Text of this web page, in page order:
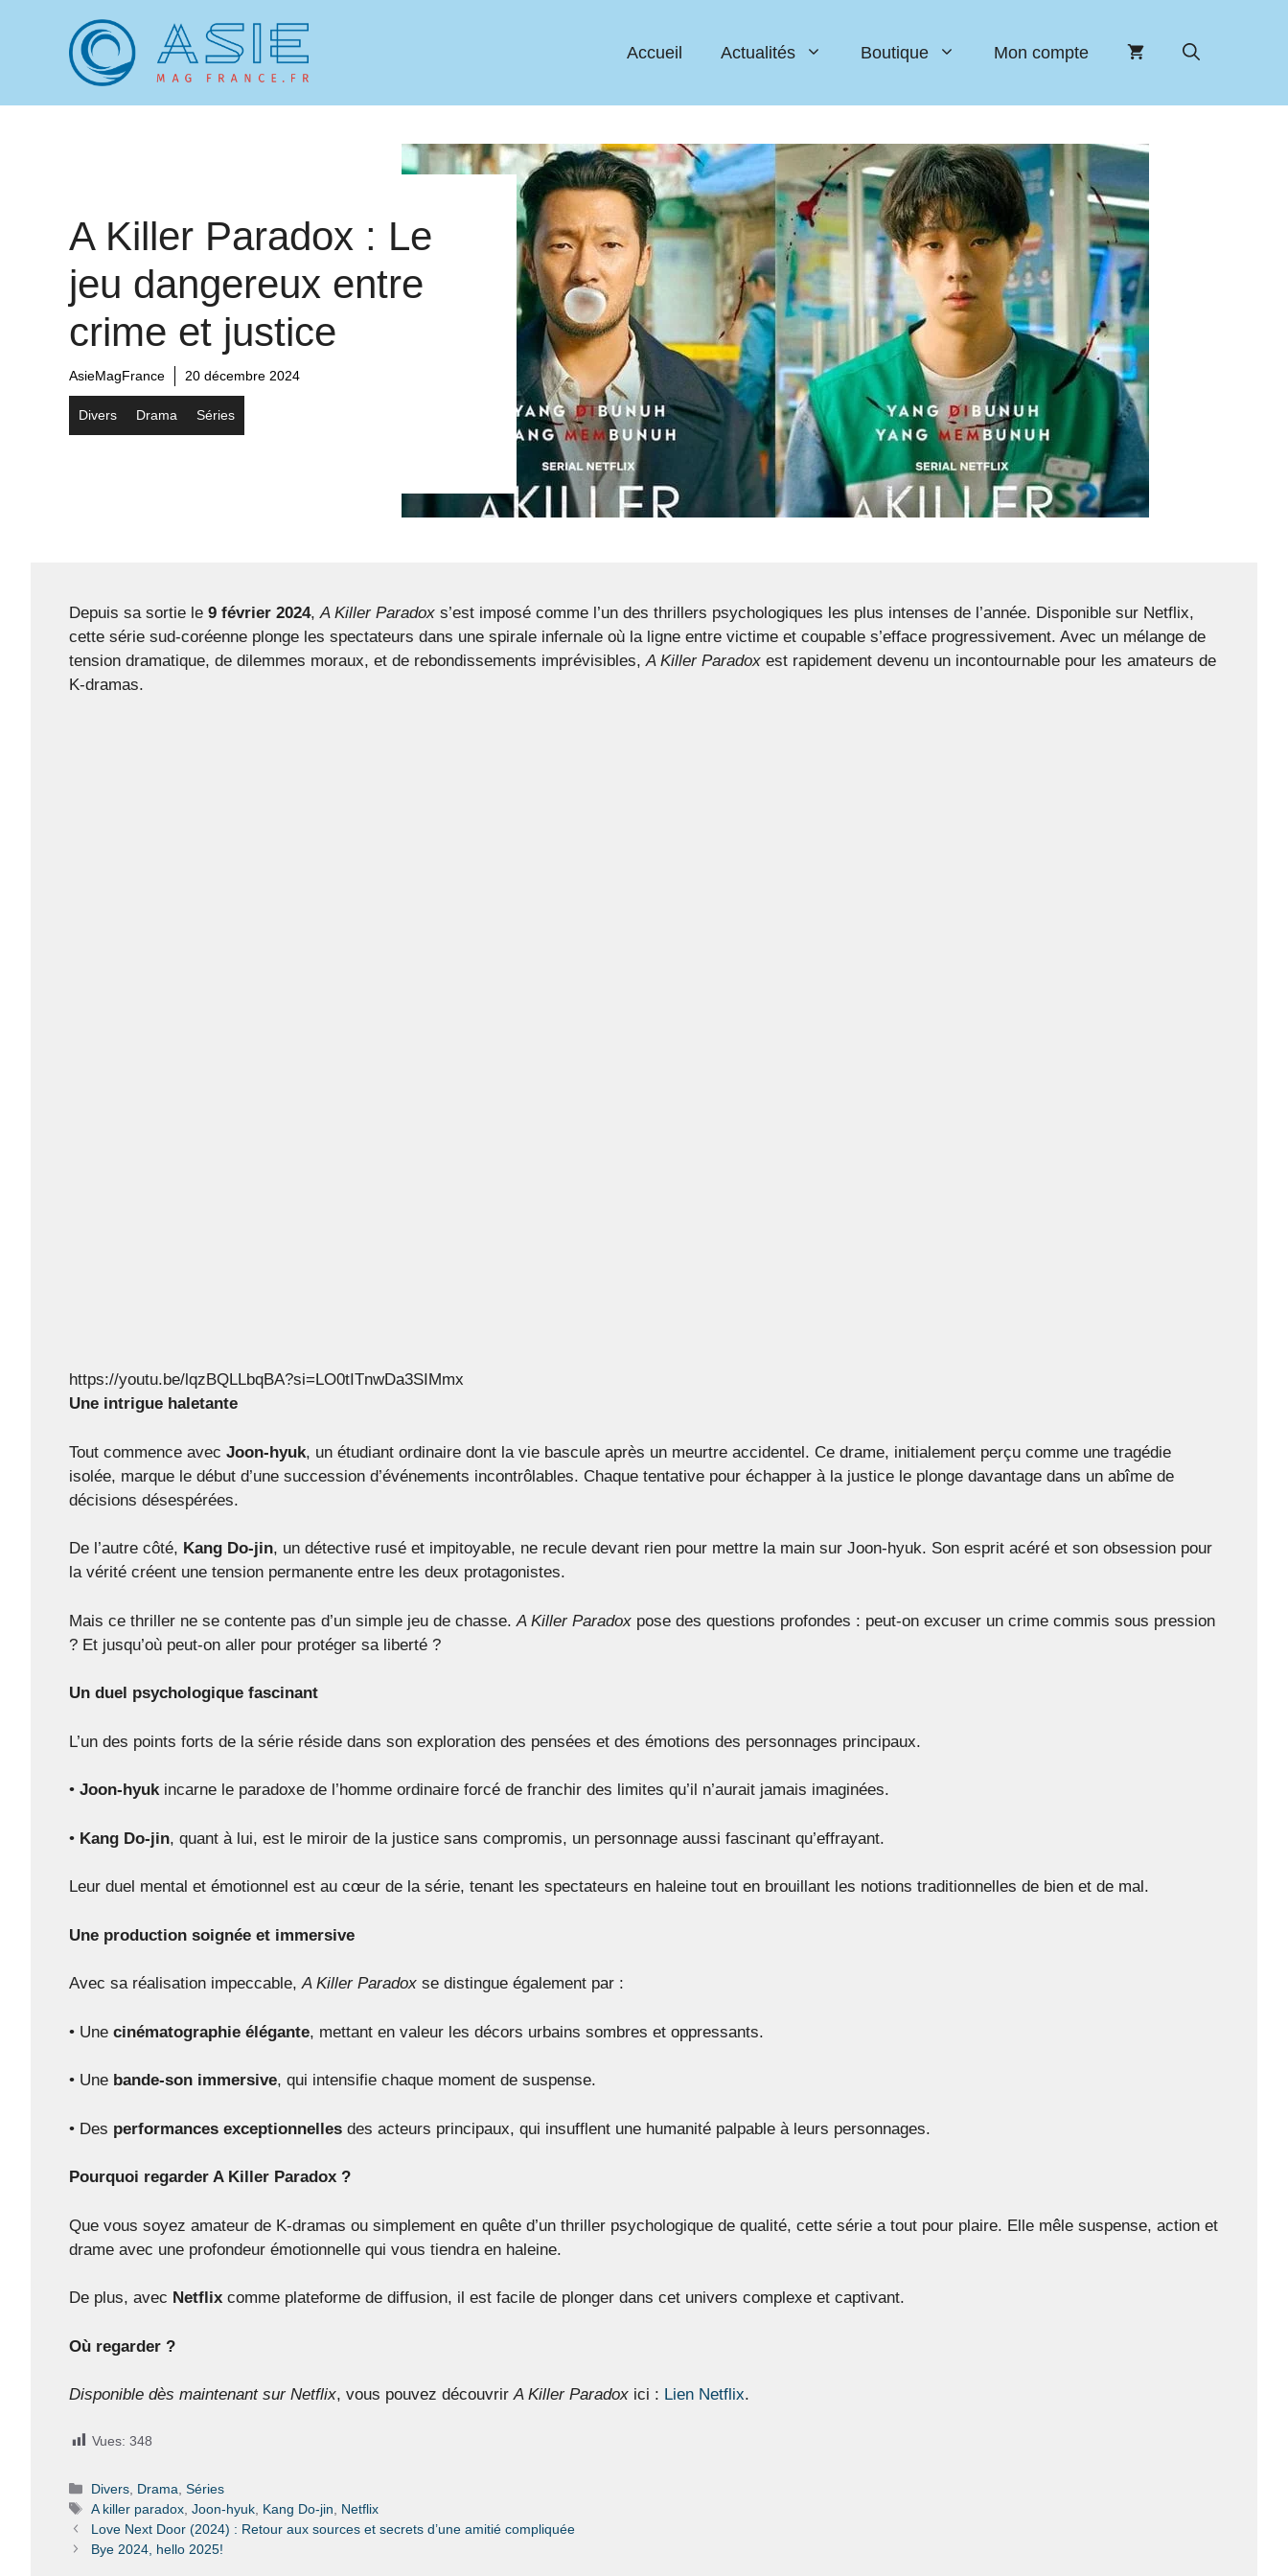
Accueil Actualités Boutique Mon compte
A Killer Paradox : Le
jeu dangereux entre
crime et justice
AsieMagFrance 20 décembre 2024
Divers Drama Séries
Depuis sa sortie le 9 février 2024, A Killer Paradox s’est imposé comme l’un des thrillers psychologiques les plus intenses de l’année. Disponible sur Netflix,
cette série sud-coréenne plonge les spectateurs dans une spirale infernale où la ligne entre victime et coupable s’efface progressivement. Avec un mélange de
tension dramatique, de dilemmes moraux, et de rebondissements imprévisibles, A Killer Paradox est rapidement devenu un incontournable pour les amateurs de
K-dramas.
https://youtu.be/lqzBQLLbqBA?si=LO0tITnwDa3SIMmx
Une intrigue haletante
Tout commence avec Joon-hyuk, un étudiant ordinaire dont la vie bascule après un meurtre accidentel. Ce drame, initialement perçu comme une tragédie
isolée, marque le début d’une succession d’événements incontrôlables. Chaque tentative pour échapper à la justice le plonge davantage dans un abîme de
décisions désespérées.
De l’autre côté, Kang Do-jin, un détective rusé et impitoyable, ne recule devant rien pour mettre la main sur Joon-hyuk. Son esprit acéré et son obsession pour
la vérité créent une tension permanente entre les deux protagonistes.
Mais ce thriller ne se contente pas d’un simple jeu de chasse. A Killer Paradox pose des questions profondes : peut-on excuser un crime commis sous pression
? Et jusqu’où peut-on aller pour protéger sa liberté ?
Un duel psychologique fascinant
L’un des points forts de la série réside dans son exploration des pensées et des émotions des personnages principaux.
• Joon-hyukincarne le paradoxe de l’homme ordinaire forcé de franchir des limites qu’il n’aurait jamais imaginées.
• Kang Do-jin, quant à lui, est le miroir de la justice sans compromis, un personnage aussi fascinant qu’effrayant.
Leur duel mental et émotionnel est au cœur de la série, tenant les spectateurs en haleine tout en brouillant les notions traditionnelles de bien et de mal.
Une production soignée et immersive
Avec sa réalisation impeccable,A Killer Paradox se distingue également par :
• Une cinématographie élégante, mettant en valeur les décors urbains sombres et oppressants.
• Une bande-son immersive, qui intensifie chaque moment de suspense.
• Des performances exceptionnelles des acteurs principaux, qui insufflent une humanité palpable à leurs personnages.
Pourquoi regarder A Killer Paradox ?
Que vous soyez amateur de K-dramas ou simplement en quête d’un thriller psychologique de qualité, cette série a tout pour plaire. Elle mêle suspense, action et
drame avec une profondeur émotionnelle qui vous tiendra en haleine.
De plus, avec Netflix comme plateforme de diffusion, il est facile de plonger dans cet univers complexe et captivant.
Où regarder ?
Disponible dès maintenant sur Netflix, vous pouvez découvrirA Killer Paradox ici : Lien Netflix.
Vues: 348
Catégories
Divers Drama ,Séries
Étiquettes
A killer paradox ,Joon-hyuk Kang Do-jin
Netflix
Love Next Door (2024) : Retour aux sources et secrets d’une amitié compliquée
Bye 2024, hello 2025!